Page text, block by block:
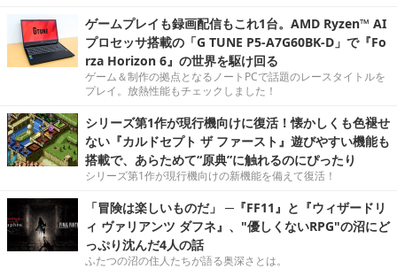
ゲームプレイも録画配信もこれ1台。AMD Ryzen™ AI
プロセッサ搭載の「G TUNE P5-A7G60BK-D」で『Fo
rza Horizon 6』の世界を駆け回る
ゲーム＆制作の拠点となるノートPCで話題のレースタイトルを
プレイ。放熱性能もチェックしました！
シリーズ第1作が現行機向けに復活！懐かしくも色褪せ
ない『カルドセプト ザ ファースト』遊びやすい機能も
搭載で、あらためて“原典”に触れるのにぴったり
シリーズ第1作が現行機向けの新機能を備えて復活！
「冒険は楽しいものだ」 ─『FF11』と『ウィザードリ
ィ ヴァリアンツ ダフネ』、"優しくないRPG"の沼にど
っぷり沈んだ4人の話
ふたつの沼の住人たちが語る奥深さとは。